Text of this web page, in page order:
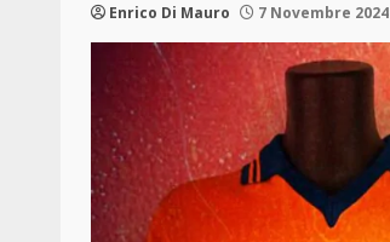
Enrico Di Mauro 7 Novembre 2024